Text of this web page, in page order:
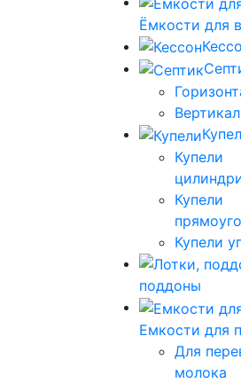
Ёмкости для
Купели
Купели
Купели
поддоны
Емкости для
Для
молока